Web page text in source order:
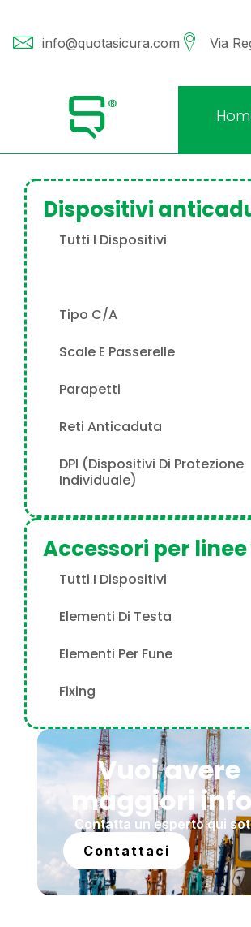
info@quotasicura.com Via
Dispositivi
Tutti I Dispositivi
Tipo C/A
Scale E Passerelle
Parapetti
Reti Anticaduta
DPI (Dispositivi Di Protezione
Individuale)
Accessori per
Tutti I Dispositivi
Elementi Di Testa
Elementi Per Fune
Fixing
Vuoi avere
maggiori
Contatta un esperto qui
Contattaci